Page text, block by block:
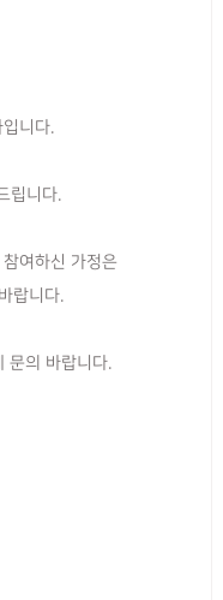
니다.
립니다.
여하신 가정은
랍니다.
문의 바랍니다.